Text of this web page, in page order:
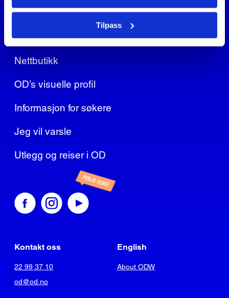
Tilpass
Ofte stilte spørsmål
Nettbutikk
OD’s visuelle profil
Informasjon for søkere
Jeg vil varsle
Utlegg og reiser i OD
FØLG OSS!
Kontakt oss
22 99 37 10
od@od.no
English
About ODW